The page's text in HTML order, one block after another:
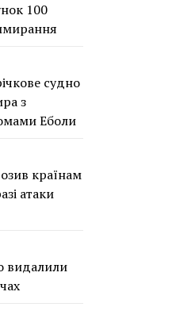
100
судно
з
Еболи
країнам
атаки
видалили